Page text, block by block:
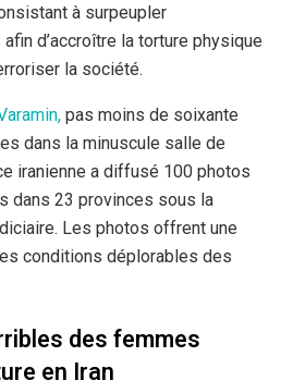
à surpeupler
afin d’accroître la torture physique
la société.
pas moins de soixante
dans la minuscule salle de
iranienne a diffusé 100 photos
dans 23 provinces sous la
Les photos offrent une
conditions déplorables des
des femmes
en Iran